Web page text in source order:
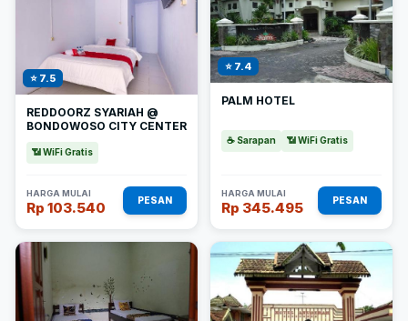
⭐ 7.5
REDDOORZ SYARIAH @
BONDOWOSO CITY CENTER
📶 WiFi Gratis
HARGA MULAI
Rp 103.540 PESAN
⭐ 7.4
PALM HOTEL
☕ Sarapan 📶 WiFi Gratis
HARGA MULAI
Rp 345.495 PESAN